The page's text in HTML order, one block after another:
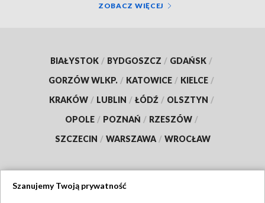
ZOBACZ WIĘCEJ
BIAŁYSTOK / BYDGOSZCZ / GDAŃSK /
GORZÓW WLKP. / KATOWICE / KIELCE /
KRAKÓW / LUBLIN / ŁÓDŹ / OLSZTYN /
OPOLE / POZNAŃ / RZESZÓW /
SZCZECIN / WARSZAWA / WROCŁAW
Szanujemy Twoją prywatność